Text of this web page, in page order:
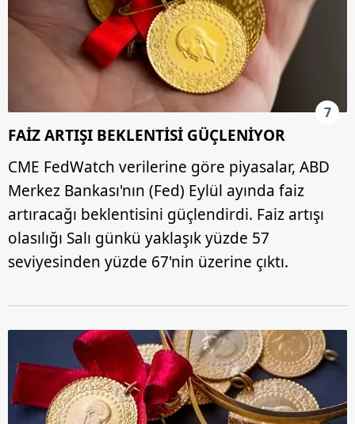
7
FAİZ ARTIŞI BEKLENTİSİ GÜÇLENİYOR
CME FedWatch verilerine göre piyasalar, ABD
Merkez Bankası'nın (Fed) Eylül ayında faiz
artıracağı beklentisini güçlendirdi. Faiz artışı
olasılığı Salı günkü yaklaşık yüzde 57
seviyesinden yüzde 67'nin üzerine çıktı.